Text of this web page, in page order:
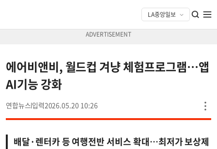
에어비앤비, 월드컵 겨냥 체험프로그램…앱
AI기능 강화
연합뉴스 2026.05.20 10:26
배달·렌터카 등 여행전반 서비스 확대…최저가 보상제